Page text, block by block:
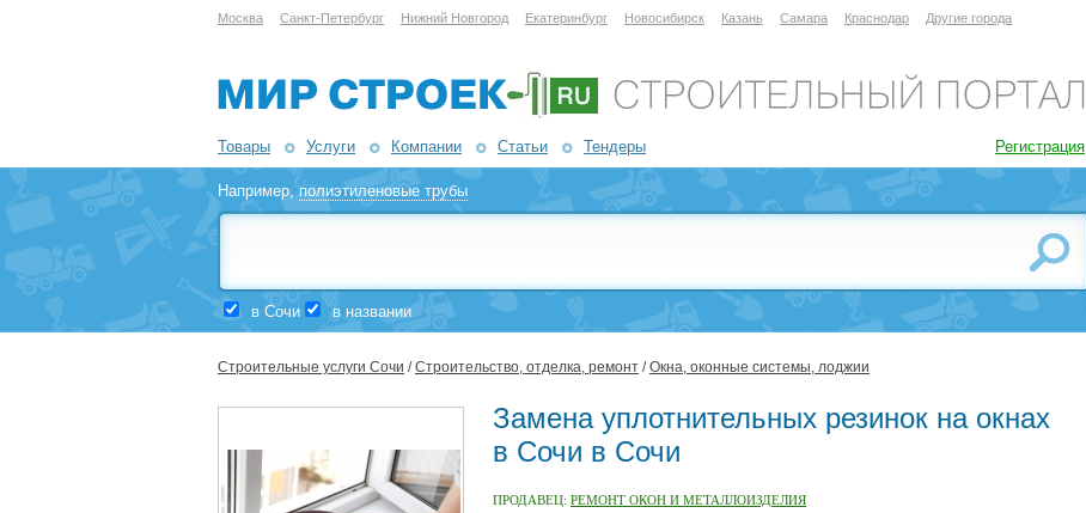
Москва Санкт-Петербург Нижний Новгород Екатеринбург Новосибирск Казань Самара Краснодар Другие города
Товары Услуги Компании Статьи Тендеры Регистрация
Например,полиэтиленовые трубы
в Сочи в названии
Строительные услуги Сочи /Строительство, отделка, ремонт /Окна, оконные системы, лоджии
Замена уплотнительных резинок на окнах
в Сочи в Сочи
ПРОДАВЕЦ: РЕМОНТ ОКОН И МЕТАЛЛОИЗДЕЛИЯ